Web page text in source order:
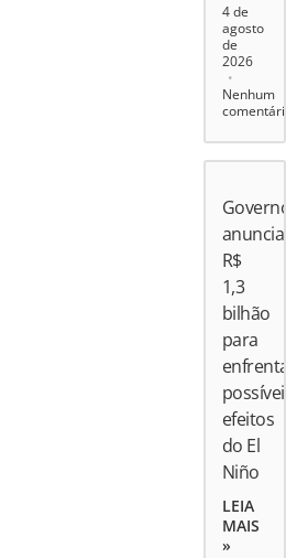
4 de
agosto
de
2026
Nenhum
comentário
Governo
anuncia
R$
1,3
bilhão
para
enfrentar
possíveis
efeitos
do El
Niño
LEIA
MAIS
»